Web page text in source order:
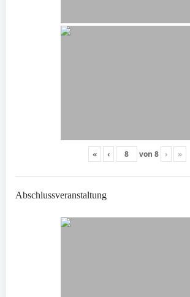
« ‹ von 8 › »
Abschlussveranstaltung